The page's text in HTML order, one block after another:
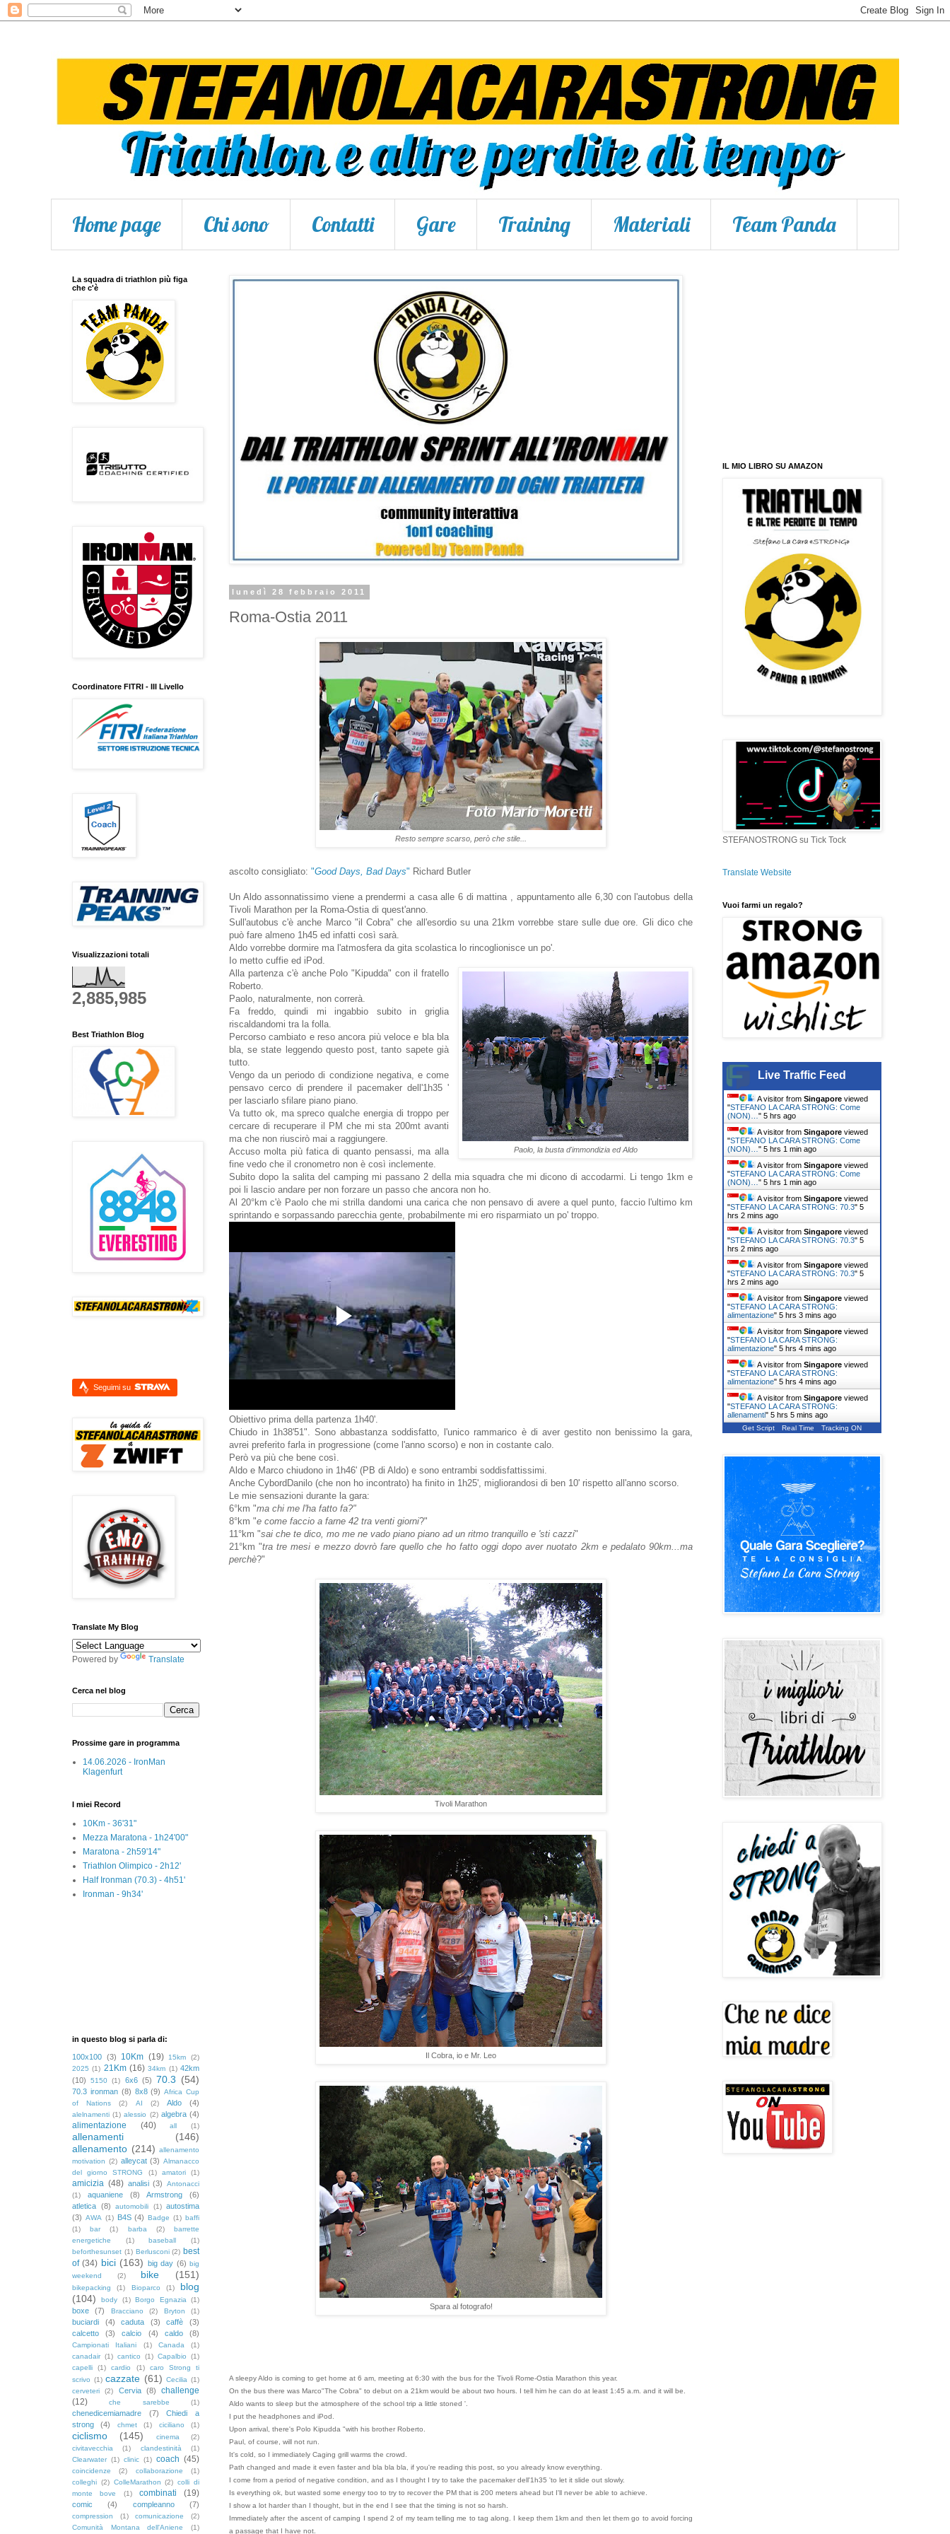
Home page Chi sono Contatti Gare Training Materiali Team Panda
lunedì 28 febbraio 2011
Roma-Ostia 2011
Resto sempre scarso, però che stile...
ascolto consigliato: "Good Days, Bad Days" Richard Butler
Un Aldo assonnatissimo viene a prendermi a casa alle 6 di mattina , appuntamento alle 6,30 con l'autobus della
Tivoli Marathon per la Roma-Ostia di quest'anno.
Sull'autobus c'è anche Marco "il Cobra" che all'esordio su una 21km vorrebbe stare sulle due ore. Gli dico che
può fare almeno 1h45 ed infatti così sarà.
Aldo vorrebbe dormire ma l'atmosfera da gita scolastica lo rincoglionisce un po'.
Io metto cuffie ed iPod.
Paolo, la busta d'immondizia ed Aldo
Alla partenza c'è anche Polo "Kipudda" con il fratello
Roberto.
Paolo, naturalmente, non correrà.
Fa freddo, quindi mi ingabbio subito in griglia
riscaldandomi tra la folla.
Percorso cambiato e reso ancora più veloce e bla bla
bla, se state leggendo questo post, tanto sapete già
tutto.
Vengo da un periodo di condizione negativa, e come
pensavo cerco di prendere il pacemaker dell'1h35 '
per lasciarlo sfilare piano piano.
Va tutto ok, ma spreco qualche energia di troppo per
cercare di recuperare il PM che mi sta 200mt avanti
ma che non riuscirò mai a raggiungere.
Accuso molta più fatica di quanto pensassi, ma alla
fine vedo che il cronometro non è così inclemente.
Subito dopo la salita del camping mi passano 2 della mia squadra che mi dicono di accodarmi. Li tengo 1km e
poi li lascio andare per non forzare un passo che ancora non ho.
Al 20°km c'è Paolo che mi strilla dandomi una carica che non pensavo di avere a quel punto, faccio l'ultimo km
sprintando e sorpassando parecchia gente, probabilmente mi ero risparmiato un po' troppo.
Obiettivo prima della partenza 1h40'.
Chiudo in 1h38'51". Sono abbastanza soddisfatto, l'unico rammarico è di aver gestito non benissimo la gara,
avrei preferito farla in progressione (come l'anno scorso) e non in costante calo.
Però va più che bene così.
Aldo e Marco chiudono in 1h46' (PB di Aldo) e sono entrambi soddisfattissimi.
Anche CybordDanilo (che non ho incontrato) ha finito in 1h25', migliorandosi di ben 10' rispetto all'anno scorso.
Le mie sensazioni durante la gara:
6°km "ma chi me l'ha fatto fa?"
8°km "e come faccio a farne 42 tra venti giorni?"
11°km "sai che te dico, mo me ne vado piano piano ad un ritmo tranquillo e 'sti cazzi"
21°km "tra tre mesi e mezzo dovrò fare quello che ho fatto oggi dopo aver nuotato 2km e pedalato 90km...ma
perchè?"
Tivoli Marathon
Il Cobra, io e Mr. Leo
Spara al fotografo!
A sleepy Aldo is coming to get home at 6 am, meeting at 6:30 with the bus for the Tivoli Rome-Ostia Marathon this year.
On the bus there was Marco"The Cobra" to debut on a 21km would be about two hours. I tell him he can do at least 1:45 a.m. and it will be.
Aldo wants to sleep but the atmosphere of the school trip a little stoned '.
I put the headphones and iPod.
Upon arrival, there's Polo Kipudda "with his brother Roberto.
Paul, of course, will not run.
It's cold, so I immediately Caging grill warms the crowd.
Path changed and made it even faster and bla bla bla, if you're reading this post, so you already know everything.
I come from a period of negative condition, and as I thought I try to take the pacemaker dell'1h35 'to let it slide out slowly.
Is everything ok, but wasted some energy too to try to recover the PM that is 200 meters ahead but I'll never be able to achieve.
I show a lot harder than I thought, but in the end I see that the timing is not so harsh.
Immediately after the ascent of camping I spend 2 of my team telling me to tag along. I keep them 1km and then let them go to avoid forcing
a passage that I have not.
La squadra di triathlon più figa
che c'è
Coordinatore FITRI - III Livello
Visualizzazioni totali
2,885,985
Best Triathlon Blog
Seguimi su
Translate My Blog
Powered by Translate
Cerca nel blog
Prossime gare in programma
14.06.2026 - IronMan
Klagenfurt
I miei Record
10Km - 36'31"
Mezza Maratona - 1h24'00"
Maratona - 2h59'14"
Triathlon Olimpico - 2h12'
Half Ironman (70.3) - 4h51'
Ironman - 9h34'
in questo blog si parla di:
100x100 (3) 10Km (19) 15km
(2)
2025 (1) 21Km (16) 34km (1) 42km
(10)
5150 (1) 6x6 (5) 70.3 (54)
70.3 ironman (8) 8x8 (9) Africa Cup
of Nations
(2) AI (2) Aldo (4)
alelnamenti (1) alessio (2) algebra (4)
alimentazione (40) all (1)
allenamenti
(146)
allenamento (214) allenamento
motivation (2) alleycat (3) Almanacco
del giorno STRONG
(1) amatori (1)
amicizia (48) analisi (3)
Antonacci
(1)
aquaniene (8) Armstrong
(6)
atletica (8) automobili (1) autostima
(3) AWA (1) B4S (4) Badge (1) baffi
(1)
bar (1) barba (2)
barrette
energetiche
(1) baseball
(1)
beforthesunset (1) Berlusconi (2) best
of (34) bici (163) big day (6) big
weekend
(2) bike (151)
bikepacking (1) Bioparco (1)
blog
(104)
body (1) Borgo Egnazia (1)
boxe (7) Bracciano (2) Bryton (1)
buciardi (4) caduta (3) caffè
(3)
calcetto
(3) calcio (4) caldo (8)
Campionati Italiani (1) Canada
(1)
canadair (1) cantico (1) Capalbio
(1)
capelli
(1) cardio (1)
caro Strong ti
scrivo (1) cazzate (61) Cecilia (1)
cerveteri
(2) Cervia (8)
challenge
(12)
che sarebbe (1)
chenedicemiamadre (7)
Chiedi a
strong
(4) chmet (1) ciciliano (1)
ciclismo (145) cinema
(2)
civitavecchia
(1) clandestinità
(1)
Clearwater (1) clinic (1) coach (45)
coincidenze (2) collaborazione
(1)
colleghi (2) ColleMarathon (2) colli di
monte bove
(1) combinati (19)
comic (4) compleanno (7)
compression (1) comunicazione
(2)
Comunità Montana dell'Aniene
(1)
IL MIO LIBRO SU AMAZON
STEFANOSTRONG su Tick Tock
Translate Website
Vuoi farmi un regalo?
Live Traffic Feed
A visitor from Singapore viewed
"STEFANO LA CARA STRONG: Come
(NON)… " 5 hrs ago
A visitor from Singapore viewed
"STEFANO LA CARA STRONG: Come
(NON)… " 5 hrs 1 min ago
A visitor from Singapore viewed
"STEFANO LA CARA STRONG: Come
(NON)… " 5 hrs 1 min ago
A visitor from Singapore viewed
"STEFANO LA CARA STRONG: 70.3" 5
hrs 2 mins ago
A visitor from Singapore viewed
"STEFANO LA CARA STRONG: 70.3" 5
hrs 2 mins ago
A visitor from Singapore viewed
"STEFANO LA CARA STRONG: 70.3" 5
hrs 2 mins ago
A visitor from Singapore viewed
"STEFANO LA CARA STRONG:
alimentazione" 5 hrs 3 mins ago
A visitor from Singapore viewed
"STEFANO LA CARA STRONG:
alimentazione" 5 hrs 4 mins ago
A visitor from Singapore viewed
"STEFANO LA CARA STRONG:
alimentazione" 5 hrs 4 mins ago
A visitor from Singapore viewed
"STEFANO LA CARA STRONG:
allenamenti" 5 hrs 5 mins ago
Get Script Real Time Tracking ON